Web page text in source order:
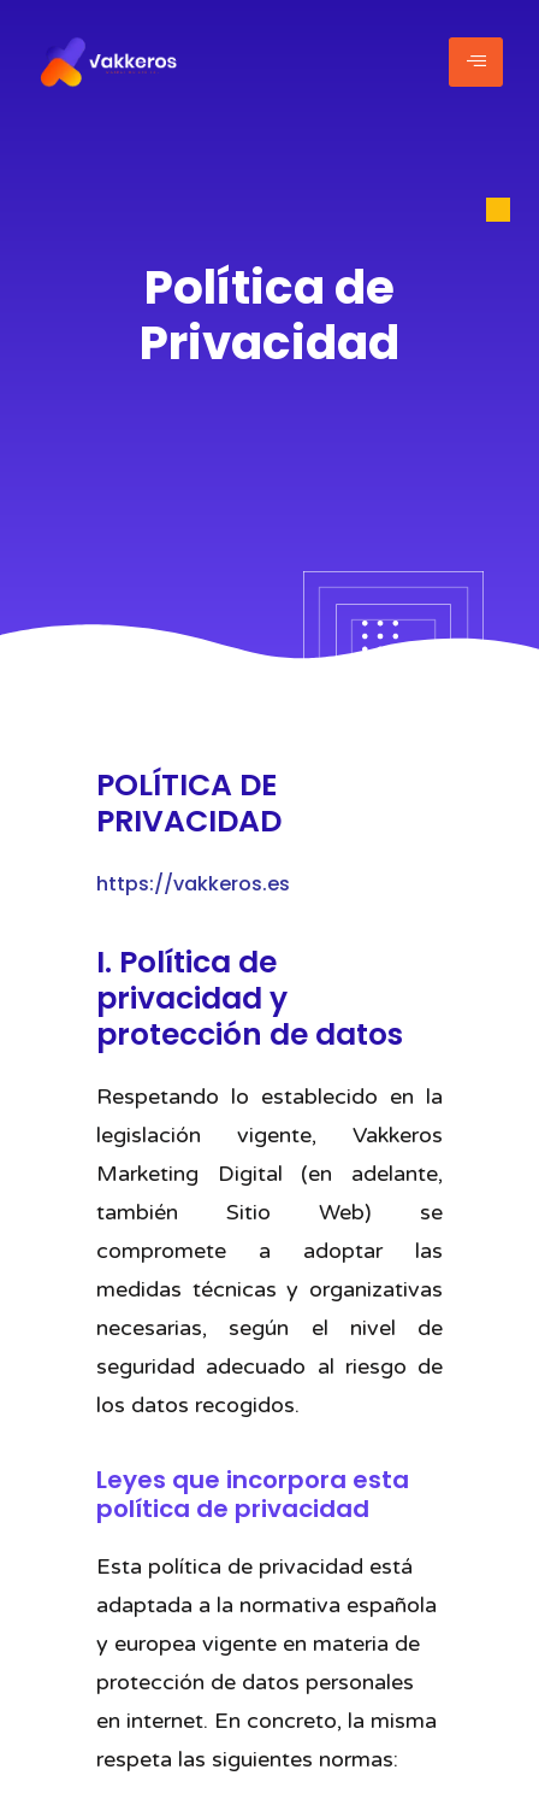
Política de
Privacidad
POLÍTICA DE
PRIVACIDAD
https://vakkeros.es
I. Política de
privacidad y
protección de datos
Respetando lo establecido en la
legislación vigente, Vakkeros
Marketing Digital (en adelante,
también Sitio Web) se
compromete a adoptar las
medidas técnicas y organizativas
necesarias, según el nivel de
seguridad adecuado al riesgo de
los datos recogidos.
Leyes que incorpora esta
política de privacidad
Esta política de privacidad está
adaptada a la normativa española
y europea vigente en materia de
protección de datos personales
en internet. En concreto, la misma
respeta las siguientes normas: